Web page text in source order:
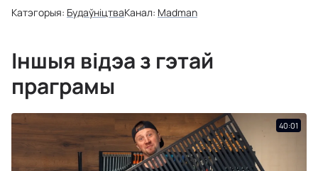
Катэгорыя: БудаўніцтваКанал: Madman
Іншыя відэа з гэтай
праграмы
40:01